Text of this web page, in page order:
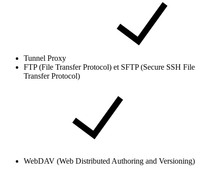
Tunnel Proxy
FTP (File Transfer Protocol) et SFTP (Secure SSH File
Transfer Protocol)
WebDAV (Web Distributed Authoring and Versioning)